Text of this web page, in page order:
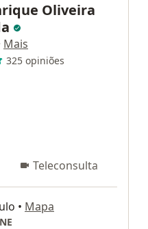
Oliveira
Mais
325 opiniões
Teleconsulta
• Mapa